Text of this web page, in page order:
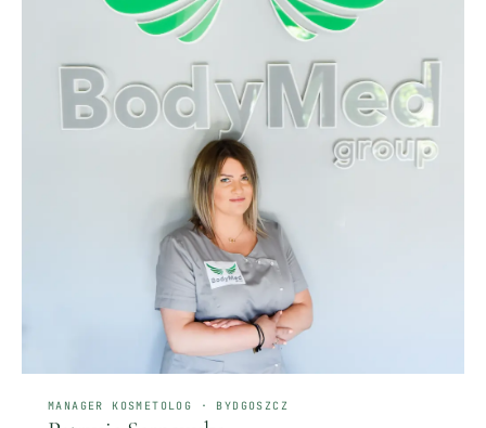
MANAGER KOSMETOLOG · BYDGOSZCZ